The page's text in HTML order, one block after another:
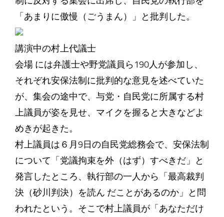
「あまりに傲慢（ごうまん）」と批判した。
講演中の村上代議士
会場 には弁護士や野党議員ら190人が参加し、
それぞれ安保法制に批判的な意見を述べていた
が、集会の途中で、与党・自民党に所属する村
上議員が姿を見せ、マイクを握ると大きなどよ
めきが起きた。
村上議員は６月9日の自民党総務会で、安保法制
について「党議拘束を外（はず）すべきだ」と
発言したところ、執行部の一人から「最高裁判
決（砂川判決）を読ん だことがあるのか」と問
われたという。そこで村上議員が「あなただけ